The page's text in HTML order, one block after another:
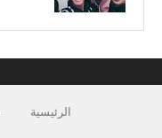
الرئيسية